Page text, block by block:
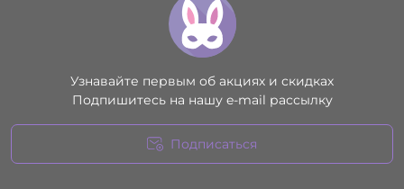
Узнавайте первым об акциях и скидках
Подпишитесь на нашу e-mail рассылку
Подписаться